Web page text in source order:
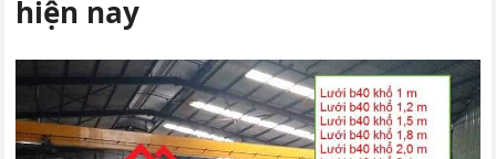
hiện nay